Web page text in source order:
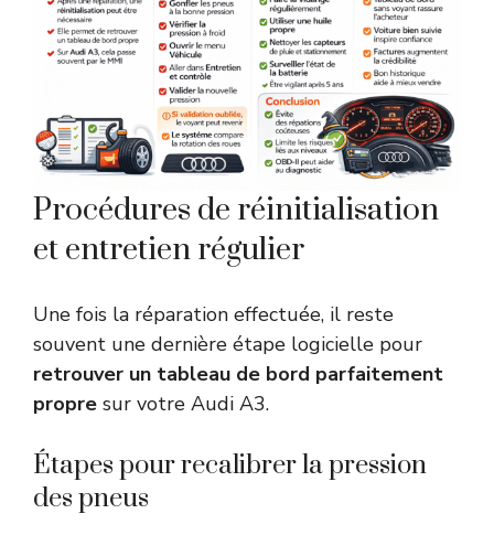
Procédures de réinitialisation
et entretien régulier
Une fois la réparation effectuée, il reste
souvent une dernière étape logicielle pour
retrouver un tableau de bord parfaitement
propre sur votre Audi A3.
Étapes pour recalibrer la pression
des pneus